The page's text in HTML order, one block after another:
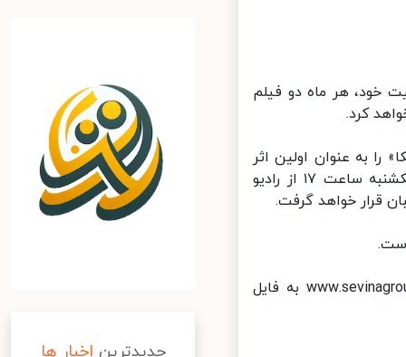
خود، هر ماه دو فیلم
کرد.
«کازابلانکا» را به عنوان اولین اثر
این مجموعه به مناسبت عید سعید فطر، منتشر می‌کند. این فیلم روز یکشنبه ساعت ۱۷ از رادیو
خواهد گرفت.
علاقمندان می‌توانند با مراجعه به پایگاه اینترنتی سوینا به نشانی www.sevinagroup.com به فایل
جدیدترین اخبار ها